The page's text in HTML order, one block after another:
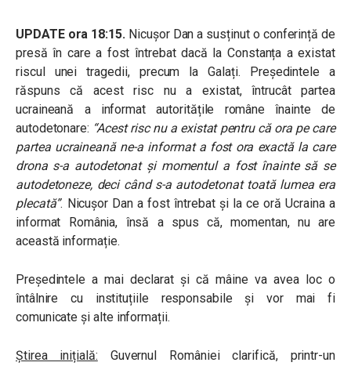
UPDATE ora 18:15. Nicușor Dan a susținut o conferință de
presă în care a fost întrebat dacă la Constanța a existat
riscul unei tragedii, precum la Galați. Președintele a
răspuns că acest risc nu a existat, întrucât partea
ucraineană a informat autoritățile române înainte de
autodetonare: “Acest risc nu a existat pentru că ora pe care
partea ucraineană ne-a informat a fost ora exactă la care
drona s-a autodetonat și momentul a fost înainte să se
autodetoneze, deci când s-a autodetonat toată lumea era
plecată”. Nicușor Dan a fost întrebat și la ce oră Ucraina a
informat România, însă a spus că, momentan, nu are
această informație.
Președintele a mai declarat și că mâine va avea loc o
întâlnire cu instituțiile responsabile și vor mai fi
comunicate și alte informații.
Știrea inițială: Guvernul României clarifică, printr-un